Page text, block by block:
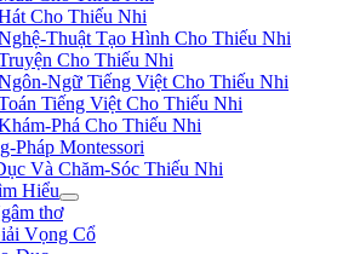
Cho Thiếu Nhi
Thuật Tạo Hình Cho Thiếu Nhi
Cho Thiếu Nhi
Ngữ Tiếng Việt Cho Thiếu Nhi
Tiếng Việt Cho Thiếu Nhi
Phá Cho Thiếu Nhi
Pháp Montessori
Và Chăm-Sóc Thiếu Nhi
Hiểu
thơ
Vọng Cổ